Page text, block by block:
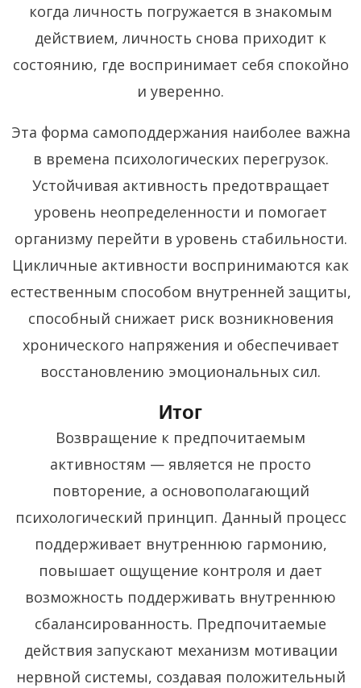
когда личность погружается в знакомым
действием, личность снова приходит к
состоянию, где воспринимает себя спокойно
и уверенно.
Эта форма самоподдержания наиболее важна
в времена психологических перегрузок.
Устойчивая активность предотвращает
уровень неопределенности и помогает
организму перейти в уровень стабильности.
Цикличные активности воспринимаются как
естественным способом внутренней защиты,
способный снижает риск возникновения
хронического напряжения и обеспечивает
восстановлению эмоциональных сил.
Итог
Возвращение к предпочитаемым
активностям — является не просто
повторение, а основополагающий
психологический принцип. Данный процесс
поддерживает внутреннюю гармонию,
повышает ощущение контроля и дает
возможность поддерживать внутреннюю
сбалансированность. Предпочитаемые
действия запускают механизм мотивации
нервной системы, создавая положительный